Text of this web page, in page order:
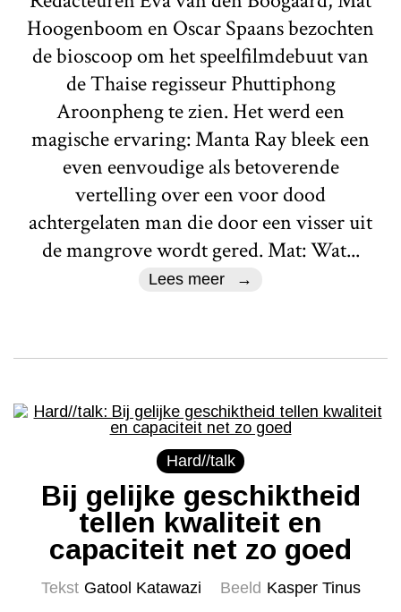
Hoogenboom en Oscar Spaans bezochten
de bioscoop om het speelfilmdebuut van
de Thaise regisseur Phuttiphong
Aroonpheng te zien. Het werd een
magische ervaring: Manta Ray bleek een
even eenvoudige als betoverende
vertelling over een voor dood
achtergelaten man die door een visser uit
de mangrove wordt gered. Mat: Wat...
Lees meer
Hard//talk
Bij gelijke geschiktheid
tellen kwaliteit en
capaciteit net zo goed
Tekst Gatool Katawazi Beeld Kasper Tinus